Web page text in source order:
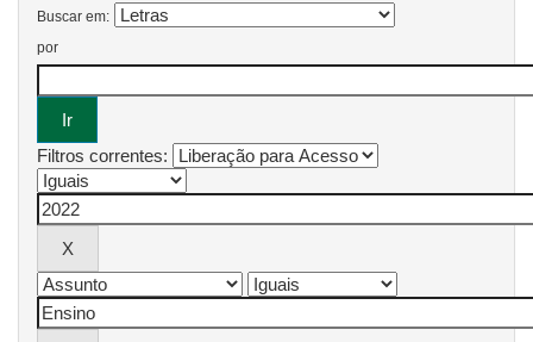
Buscar em:
por
Filtros correntes: